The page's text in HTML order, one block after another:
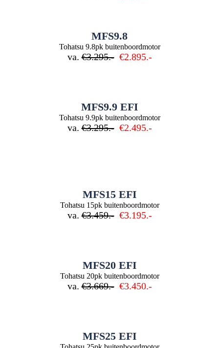
MFS9.8
Tohatsu 9.8pk buitenboordmotor
va.€3.295.- €2.895.-
MFS9.9 EFI
Tohatsu 9.9pk buitenboordmotor
va.€3.295.- €2.495.-
MFS15 EFI
Tohatsu 15pk buitenboordmotor
va.€3.459.- €3.195.-
MFS20 EFI
Tohatsu 20pk buitenboordmotor
va.€3.669.- €3.450.-
MFS25 EFI